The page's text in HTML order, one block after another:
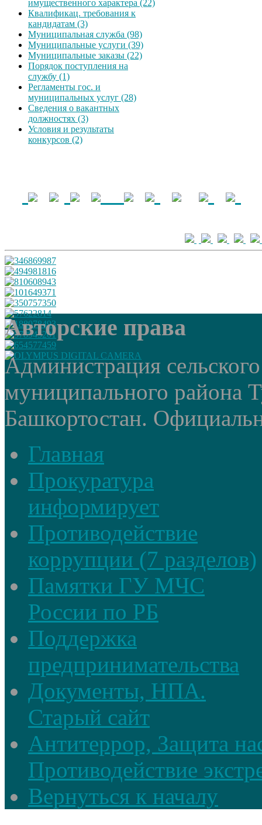
имущественного характера (22)
Квалификац. требования к
кандидатам (3)
Муниципальная служба (98)
Муниципальные услуги (39)
Муниципальные заказы (22)
Порядок поступления на
службу (1)
Регламенты гос. и
муниципальных услуг (28)
Сведения о вакантных
должностях (3)
Условия и результаты
конкурсов (2)
Авторские права
Администрация
муниципального района
Башкортостан.
Главная
Прокуратура
информирует
Противодействие
коррупции (7 разделов)
Памятки ГУ МЧС
России по РБ
Поддержка
предпринимательства
Документы, НПА.
Старый сайт
Антитеррор, Защита
Противодействие
Вернуться к началу